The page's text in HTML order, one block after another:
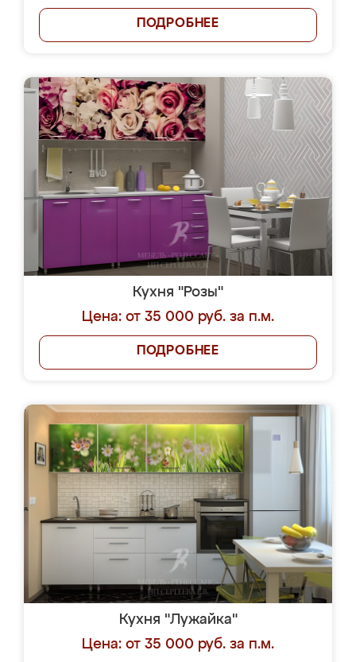
ПОДРОБНЕЕ
Кухня "Розы"
Цена: от 35 000 руб. за п.м.
ПОДРОБНЕЕ
Кухня "Лужайка"
Цена: от 35 000 руб. за п.м.